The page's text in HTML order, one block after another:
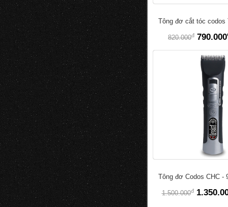
Tông đơ cắt tóc codos
820.000đ 790.000
Tông đơ Codos CHC -
1.500.000đ